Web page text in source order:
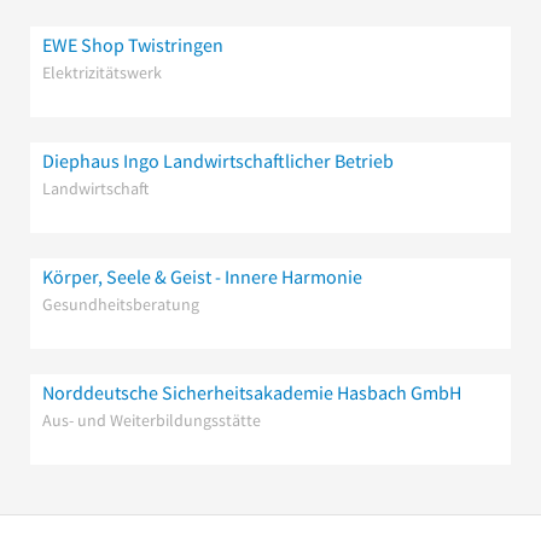
EWE Shop Twistringen
Elektrizitätswerk
Diephaus Ingo Landwirtschaftlicher Betrieb
Landwirtschaft
Körper, Seele & Geist - Innere Harmonie
Gesundheitsberatung
Norddeutsche Sicherheitsakademie Hasbach GmbH
Aus- und Weiterbildungsstätte